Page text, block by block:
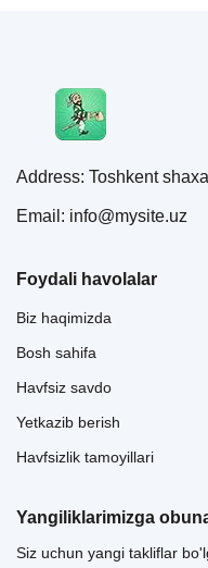
Address: Toshkent
Email: info@mysite.uz
Foydali havolalar
Biz haqimizda
Bosh sahifa
Havfsiz savdo
Yetkazib berish
Havfsizlik tamoyillari
Yangiliklarimizga
Siz uchun yangi takliflar